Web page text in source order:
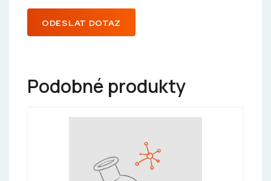
ODESLAT DOTAZ
Podobné produkty